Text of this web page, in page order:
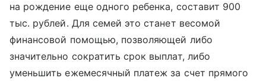
на рождение еще одного ребенка, составит 900
тыс. рублей. Для семей это станет весомой
финансовой помощью, позволяющей либо
значительно сократить срок выплат, либо
уменьшить ежемесячный платеж за счет прямого